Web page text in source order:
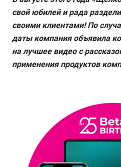
свой юбилей и рада
своими клиентами! По
даты компания объявила
на лучшее видео с
применения продуктов